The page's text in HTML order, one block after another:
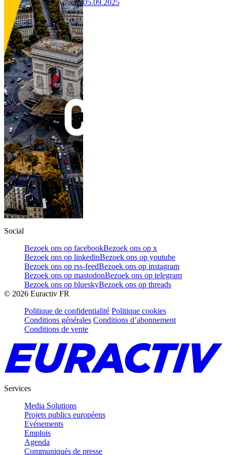
05.09.2025
Social
Bezoek ons op facebookBezoek ons op x
Bezoek ons op linkedinBezoek ons op youtube
Bezoek ons op rss-feedBezoek ons op instagram
Bezoek ons op mastodonBezoek ons op telegram
Bezoek ons op blueskyBezoek ons op threads
© 2026 Euractiv FR
Politique de confidentialité Politique cookies
Conditions générales Conditions d’abonnement
Conditions de vente
Services
Media Solutions
Projets publics européens
Evénements
Emplois
Agenda
Communiqués de presse